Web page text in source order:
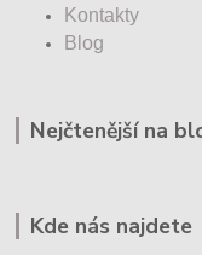
Kontakty
Blog
Nejčtenější na
Kde nás najdete